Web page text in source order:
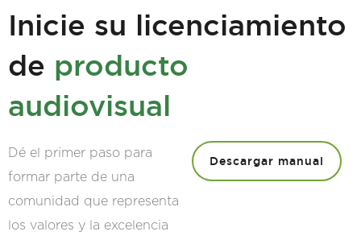
Inicie su licenciamiento
de producto
audiovisual
Dé el primer paso para
formar parte de una
comunidad que representa
los valores y la excelencia
Descargar manual